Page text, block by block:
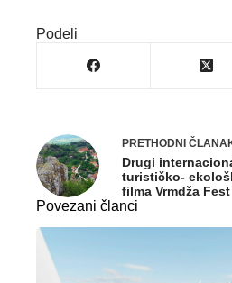
Podeli
PRETHODNI
Drugi
turističko-
filma Vrmdža
Povezani članci